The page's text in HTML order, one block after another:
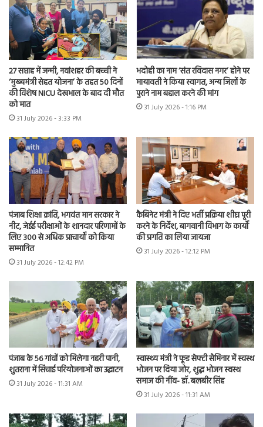
27 सप्ताह में जन्मी, नवांशहर की बच्ची ने
‘मुख्यमंत्री सेहत योजना’ के तहत 50 दिनों
की विशेष NICU देखभाल के बाद दी मौत
को मात
31 July 2026 - 3:33 PM
भदोही का नाम ‘संत रविदास नगर’ होने पर
मायावती ने किया स्वागत, अन्य जिलों के
पुराने नाम बहाल करने की मांग
31 July 2026 - 1:16 PM
पंजाब शिक्षा क्रांति, भगवंत मान सरकार ने
नीट, जेईई परीक्षाओं के शानदार परिणामों के
लिए 300 से अधिक प्राचार्यों को किया
सम्मानित
31 July 2026 - 12:42 PM
कैबिनेट मंत्री ने दिए भर्ती प्रक्रिया शीघ्र पूरी
करने के निर्देश, बागवानी विभाग के कार्यों
की प्रगति का लिया जायजा
31 July 2026 - 12:12 PM
पंजाब के 56 गांवों को मिलेगा नहरी पानी,
शुतराना में सिंचाई परियोजनाओं का उद्घाटन
31 July 2026 - 11:31 AM
स्वास्थ्य मंत्री ने फूड सेफ्टी सैमिनार में स्वस्थ
भोजन पर दिया जोर, शुद्ध भोजन स्वस्थ
समाज की नींव- डॉ. बलबीर सिंह
31 July 2026 - 11:31 AM